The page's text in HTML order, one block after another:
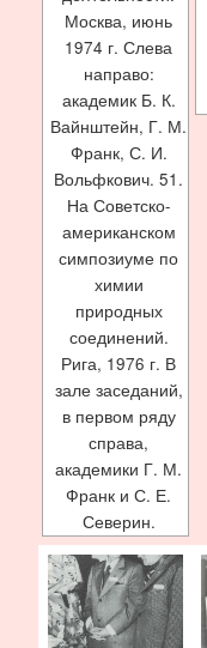
Москва, июнь
1974 г. Слева
направо:
академик Б. К.
Вайнштейн, Г. М.
Франк, С. И.
Вольфкович. 51.
На Советско-
американском
симпозиуме по
химии
природных
соединений.
Рига, 1976 г. В
зале заседаний,
в первом ряду
справа,
академики Г. М.
Франк и С. Е.
Северин.